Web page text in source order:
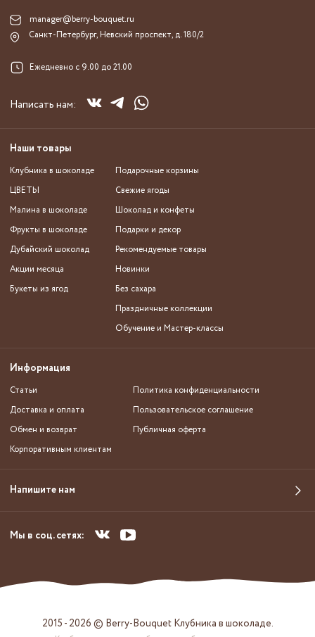
manager@berry-bouquet.ru
Санкт-Петербург, Невский проспект, д. 180/2
Ежедневно с 9.00 до 21.00
Написать нам:
Наши товары
Клубника в шоколаде
ЦВЕТЫ
Малина в шоколаде
Фрукты в шоколаде
Дубайский шоколад
Акции месяца
Букеты из ягод
Подарочные корзины
Свежие ягоды
Шоколад и конфеты
Подарки и декор
Рекомендуемые товары
Новинки
Без сахара
Праздничные коллекции
Обучение и Мастер-классы
Информация
Статьи
Доставка и оплата
Обмен и возврат
Корпоративным клиентам
Политика конфиденциальности
Пользовательское соглашение
Публичная оферта
Напишите нам
Мы в соц. сетях:
2015 - 2026 © Berry-Bouquet Клубника в шоколаде.